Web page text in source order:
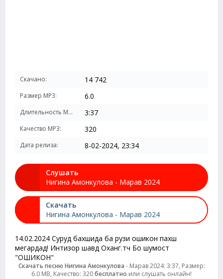
Скачано: 14 742
Размер MP3: 6.0
Длительность MP3: 3:37
Качество MP3: 320
Дата релиза: 8-02-2024, 23:34
Слушать
Нигина Амонкулова - Марав 2024
Скачать
Нигина Амонкулова - Марав 2024
14.02.2024 Суруд бахшида ба рузи ошикон пахш
мегардад! Интизор шавд Оханг.тч Бо шумост
"ОШИКОН"
Скачать песню Нигина Амонкулова - Марав 2024: 3:37, Размер:
6.0 MB, Качество: 320бесплатно или слушать онлайн!